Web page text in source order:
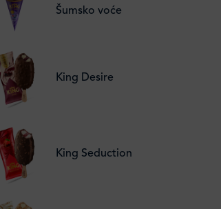
Šumsko voće
King Desire
King Seduction